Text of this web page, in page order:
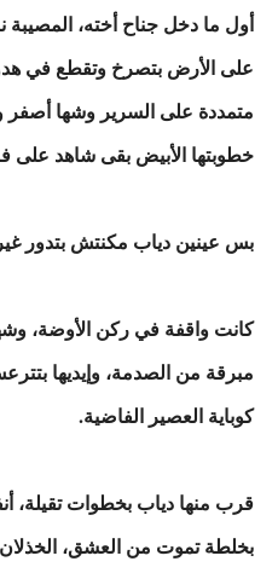
أول ما دخل جناح أخته،
على الأرض بتصرخ وتقطع في
متمددة على السرير وشها
خطوبتها الأبيض بقى شاهد على
بس عينين دياب مكنتش بتدور
كانت واقفة في ركن الأوضة،
مبرقة من الصدمة، وإيديها
كوباية العصير الفاضية.
قرب منها دياب بخطوات تقيلة،
بخلطة تموت من العشق،